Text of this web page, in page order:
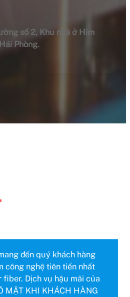
số 2, Khu nhà ở Him
Phòng.
đến quý khách hàng
công nghệ tiên tiến nhất
Dịch vụ hậu mãi của
MẶT KHI KHÁCH HÀNG